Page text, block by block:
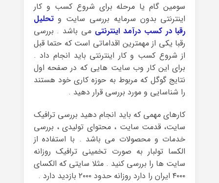
سومین گام یا مرحله برای شروع کسب و کار
اینترنتی بدون سرمایه بررسی سایت وتحلیل
رقبا در کسب درآمد اینترنتی می باشد . بررسی
رقبا یکی از مهمترین اقداماتی است که حتما قبل
از شروع کسب و کار اینترنتی باید انجام داد .
برای این کار وب سایت هایی که در صفحه اول
نتایج گوگل که مربوط به حوزه کاری خود هستند
را شناسایی و مورد بررسی قرار دهید .
کارهای مهمی که باید انجام دهید بررسی ترافیک
سایت، قدمت سایت ، محتوای تولیدی ، بررسی
خدمات و محصولات می باشد . با استفاده از
الکسا تولبار به صورت تخمینی ترافیک روزانه
سایت ها را بررسی کنید . مثلا سایتی که الکسای
۴۰۰۰ ایران را دارد روزانه حدود ۲۰۰۰ بازدید دارد .